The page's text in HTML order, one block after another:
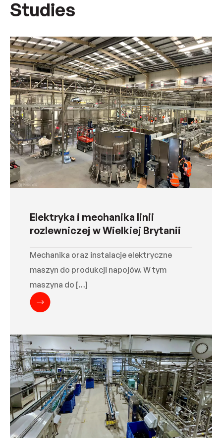
Studies
Elektryka i mechanika linii
rozlewniczej w Wielkiej Brytanii
Mechanika oraz instalacje elektryczne
maszyn do produkcji napojów. W tym
maszyna do […]